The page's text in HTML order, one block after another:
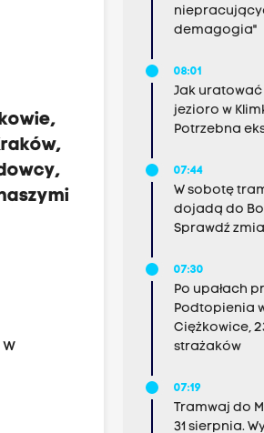
demagogia"
08:01
Jak
jezioro w
Potrzebna
07:44
W sobotę
dojadą do
Sprawdź
07:30
Po upałach
Podtopienia
Ciężkowice,
strażaków
07:19
Tramwaj do
31 sierpnia.